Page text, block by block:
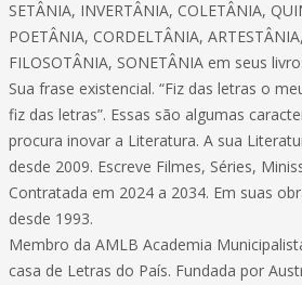
SETÂNIA, INVERTÂNIA, COLETÂNIA,
POETÂNIA, CORDELTÂNIA,
FILOSOTÂNIA, SONETÂNIA em seus
Sua frase existencial. “Fiz das letras o
fiz das letras”. Essas são algumas
procura inovar a Literatura. A sua
desde 2009. Escreve Filmes, Séries,
Contratada em 2024 a 2034. Em suas
desde 1993.
Membro da AMLB Academia
casa de Letras do País. Fundada por